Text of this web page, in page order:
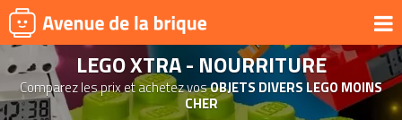
UNIVERS
PRODUITS DÉRIVÉS
LEGO XTRA - NOURRITURE
Comparez les prix et achetez vosOBJETS DIVERS LEGO MOINS
CHER